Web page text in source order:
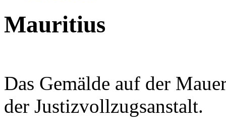
Mauritius
Das Gemälde auf der
der Justizvollzugsanstalt.